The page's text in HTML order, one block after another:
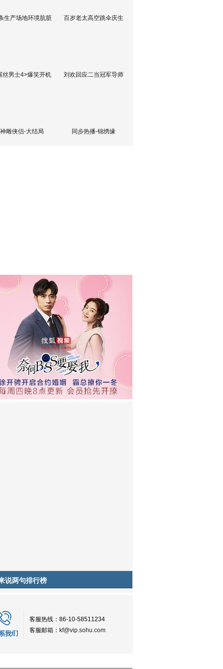
生产场地环境肮脏 百岁老太高空跳伞庆生
丝男士4>爆笑开机 刘欢回应二当冠军导师
神雕侠侣-大结局 同步热播-锦绣缘
说两句排行榜
客服热线：86-10-58511234
客服邮箱： kf@vip.sohu.com